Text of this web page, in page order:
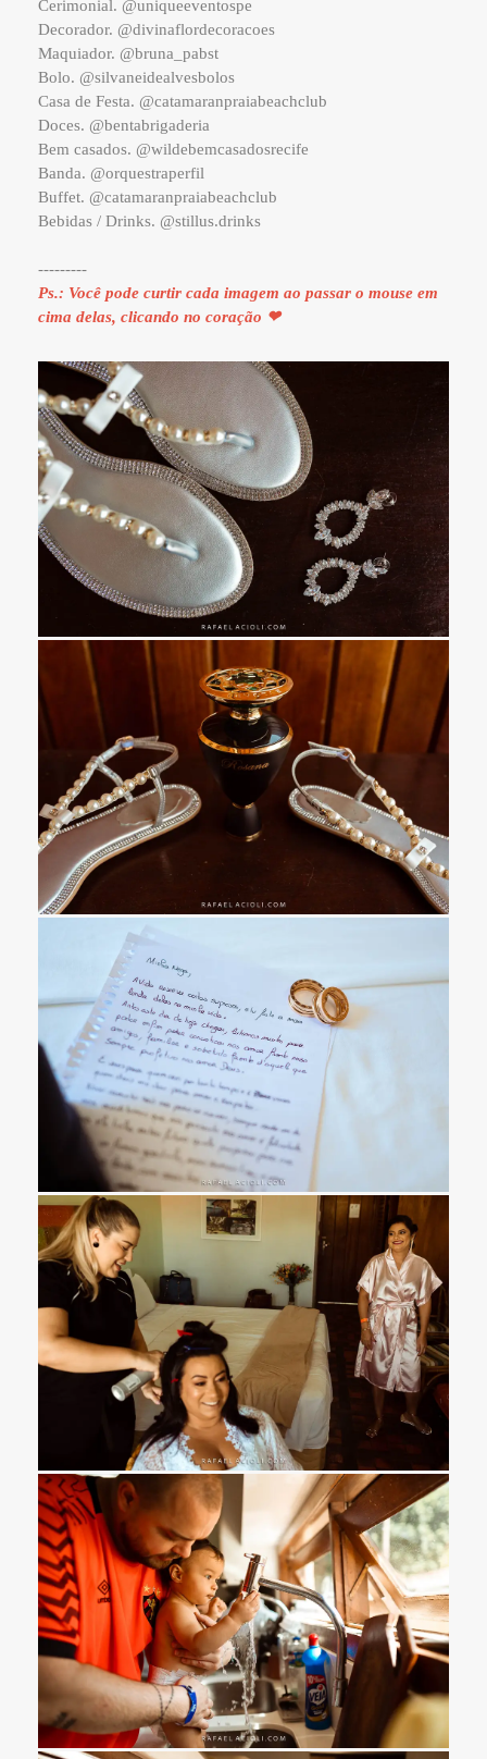
Cerimonial. @uniqueeventospe
Decorador. @divinaflordecoracoes
Maquiador. @bruna_pabst
Bolo. @silvaneidealvesbolos
Casa de Festa. @catamaranpraiabeachclub
Doces. @bentabrigaderia
Bem casados. @wildebemcasadosrecife
Banda. @orquestraperfil
Buffet. @catamaranpraiabeachclub
Bebidas / Drinks. @stillus.drinks
---------
Ps.: Você pode curtir cada imagem ao passar o mouse em
cima delas, clicando no coração ❤